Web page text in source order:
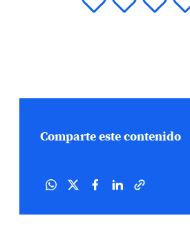
Comparte este contenido